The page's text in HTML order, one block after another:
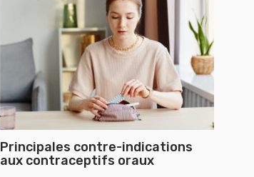
Principales contre-indications
aux contraceptifs oraux